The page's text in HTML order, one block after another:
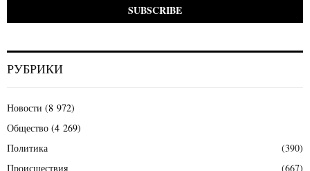
РУБРИКИ
Новости (8 972)
Общество (4 269)
Политика
(390)
Происшествия
(667)